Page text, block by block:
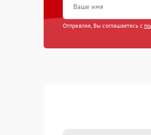
Отправляя, Вы соглашаетесь с